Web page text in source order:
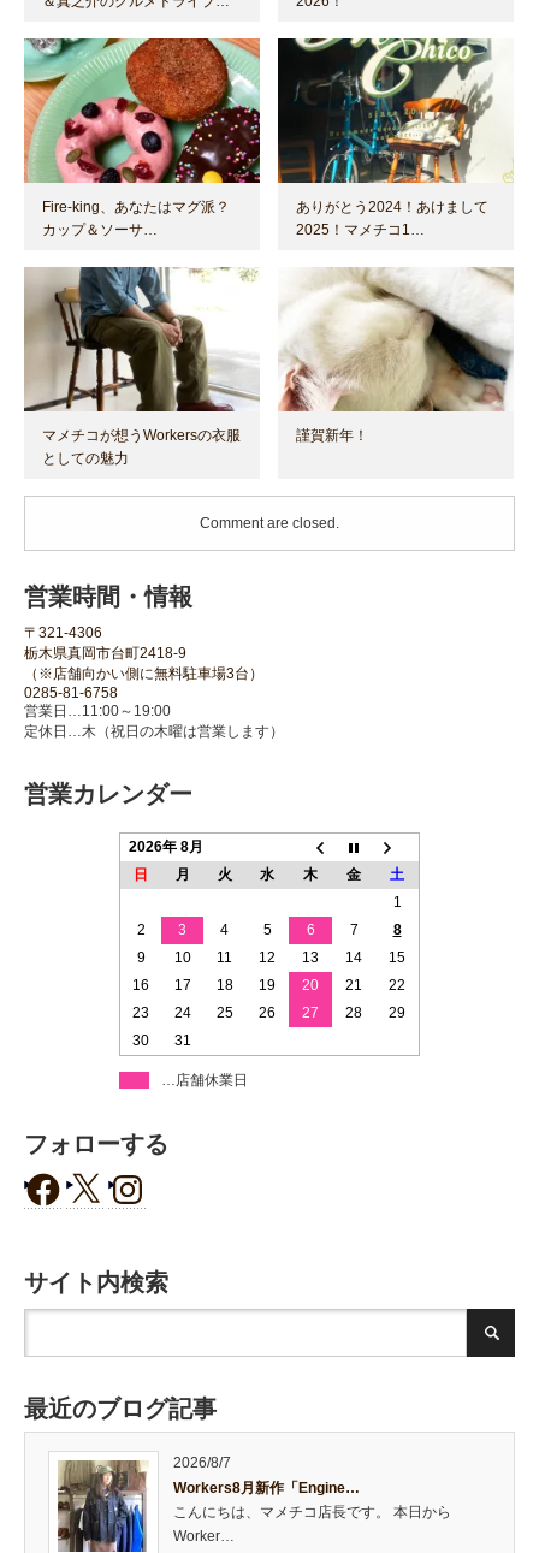
Fire-king、あなたはマグ派？
カップ＆ソーサ…
ありがとう2024！あけまして
2025！マメチコ1…
マメチコが想うWorkersの衣服
としての魅力
謹賀新年！
Comment are closed.
営業時間・情報
〒321-4306
栃木県真岡市台町2418-9
（※店舗向かい側に無料駐車場3台）
0285-81-6758
営業日…11:00～19:00
定休日…木（祝日の木曜は営業します）
営業カレンダー
2026年 8月
日
月 火 水 木 金
土
1
2
3 4 5 6 7
8
9
10 11 12 13 14
15
16
17 18 19 20 21
22
23
24 25 26 27 28
29
30
31
…店舗休業日
フォローする
サイト内検索
最近のブログ記事
2026/8/7
Workers8月新作「Engine…
こんにちは、マメチコ店長です。 本日から
Worker…